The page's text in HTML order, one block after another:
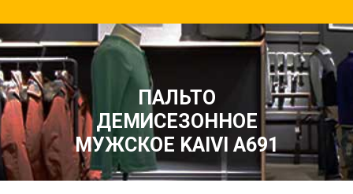
ПАЛЬТО
ДЕМИСЕЗОННОЕ
МУЖСКОЕ KAIVI A691